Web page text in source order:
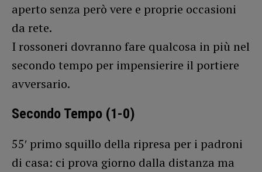
aperto senza però vere e proprie occasioni
da rete.
I rossoneri dovranno fare qualcosa in più nel
secondo tempo per impensierire il portiere
avversario.
Secondo Tempo (1-0)
55′ primo squillo della ripresa per i padroni
di casa: ci prova giorno dalla distanza ma